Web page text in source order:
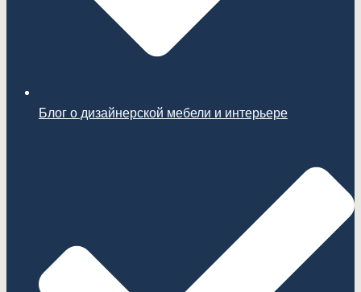
Блог о дизайнерской мебели и интерьере